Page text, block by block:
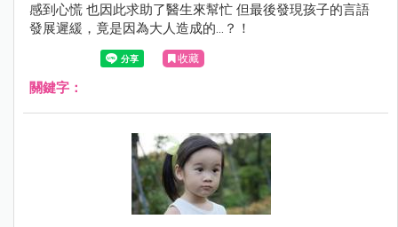
感到心慌 也因此求助了醫生來幫忙 但最後發現孩子的言語
發展遲緩，竟是因為大人造成的…？！
收藏
關鍵字：